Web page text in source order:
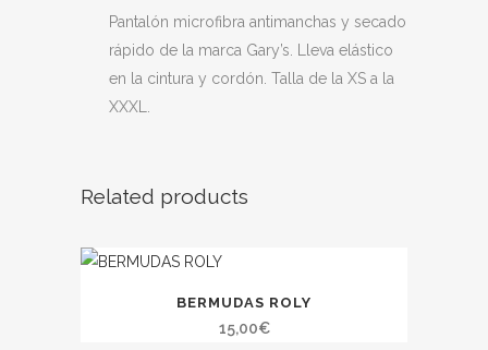
Pantalón microfibra antimanchas y secado
rápido de la marca Gary’s. Lleva elástico
en la cintura y cordón. Talla de la XS a la
XXXL.
Related products
BERMUDAS ROLY
15,00€